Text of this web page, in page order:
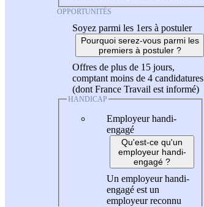
OPPORTUNITÉS
Soyez parmi les 1ers à postuler
Pourquoi serez-vous parmi les
premiers à postuler ?
Offres de plus de 15 jours,
comptant moins de 4 candidatures
(dont France Travail est informé)
HANDICAP
Employeur handi-
engagé
Qu'est-ce qu'un
employeur handi-
engagé ?
Un employeur handi-
engagé est un
employeur reconnu